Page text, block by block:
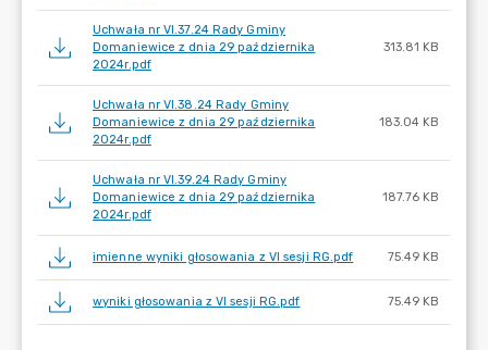
Uchwała nr VI.37.24 Rady Gminy
Domaniewice z dnia 29 października
2024r.pdf
313.81 KB
Uchwała nr VI.38.24 Rady Gminy
Domaniewice z dnia 29 października
2024r.pdf
183.04 KB
Uchwała nr VI.39.24 Rady Gminy
Domaniewice z dnia 29 października
2024r.pdf
187.76 KB
imienne wyniki głosowania z VI sesji RG.pdf 75.49 KB
wyniki głosowania z VI sesji RG.pdf 75.49 KB